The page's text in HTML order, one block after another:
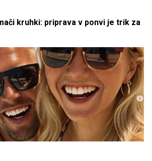
kruhki: priprava v ponvi je trik za